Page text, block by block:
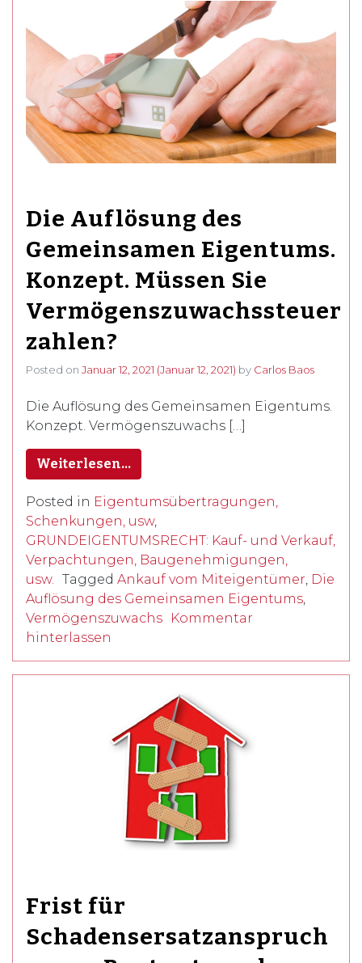
Die Auflösung des
Gemeinsamen Eigentums.
Konzept. Müssen Sie
Vermögenszuwachssteuer
zahlen?
Posted on Januar 12, 2021 (Januar 12, 2021) by Carlos Baos
Die Auflösung des Gemeinsamen Eigentums.
Konzept. Vermögenszuwachs […]
Weiterlesen…
Posted in Eigentumsübertragungen,
Schenkungen, usw,
GRUNDEIGENTUMSRECHT: Kauf- und Verkauf,
Verpachtungen, Baugenehmigungen,
usw. Tagged Ankauf vom Miteigentümer, Die
Auflösung des Gemeinsamen Eigentums,
Vermögenszuwachs
Kommentar
hinterlassen
Frist für
Schadensersatzanspruch